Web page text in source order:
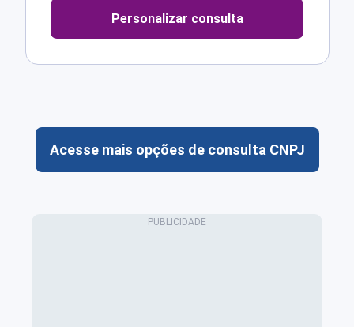
Personalizar consulta
Acesse mais opções de consulta CNPJ